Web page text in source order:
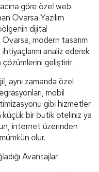
göre özel web
Ovarsa Yazılım
dijital
modern tasarım
analiz ederek
geliştirir.
aynı zamanda özel
mobil
gibi hizmetler
küçük bir butik oteliniz ya
internet üzerinden
olur.
Avantajlar